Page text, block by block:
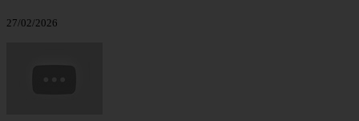
27/02/2026